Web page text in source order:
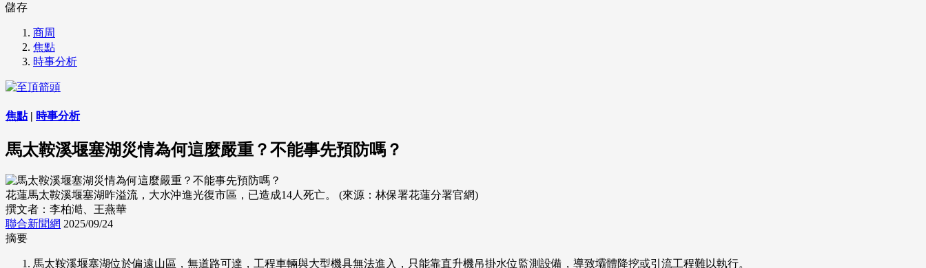
儲存
商周
焦點
時事分析
焦點| 時事分析
馬太鞍溪堰塞湖災情為何這麼嚴重？不能事先預防嗎？
花蓮馬太鞍溪堰塞湖昨溢流，大水沖進光復市區，已造成14人死亡。 (來源：林保署花蓮分署官網)
撰文者：李柏澔、王燕華
聯合新聞網 2025/09/24
摘要
馬太鞍溪堰塞湖位於偏遠山區，無道路可達，工程車輛與大型機具無法進入，只能靠直升機吊掛水位監測設備，導致壩體降挖或引流工程難以執行。